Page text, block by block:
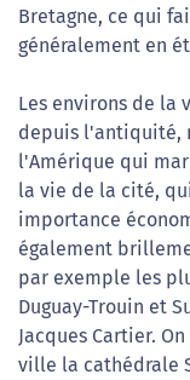
Bretagne, ce qui
généralement en
Les environs de la
depuis l'antiquité,
l'Amérique qui
la vie de la cité,
importance
également
par exemple les
Duguay-Trouin et
Jacques Cartier.
ville la cathédrale